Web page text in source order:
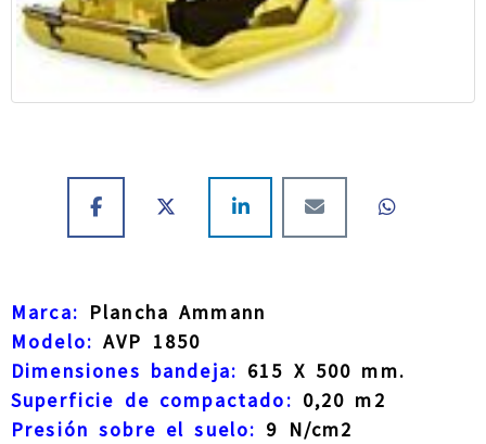
Marca: Plancha Ammann
Modelo: AVP 1850
Dimensiones bandeja: 615 X 500 mm.
Superficie de compactado: 0,20 m2
Presión sobre el suelo: 9 N/cm2